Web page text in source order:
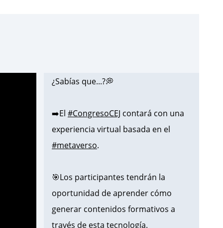
¿Sabías que...?💭
➡️El #CongresoCEJ contará con una
experiencia virtual basada en el
#metaverso.
🎯Los participantes tendrán la
oportunidad de aprender cómo
generar contenidos formativos a
través de esta tecnología.